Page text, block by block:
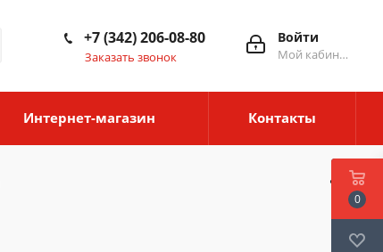
Войти
Мой кабинет
+7 (342) 206-08-80
Заказать звонок
Интернет-магазин Контакты
0